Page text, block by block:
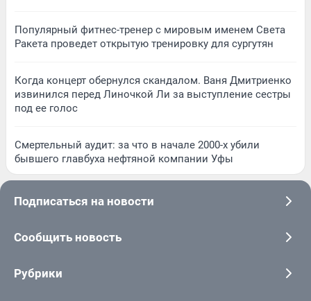
Популярный фитнес-тренер с мировым именем Света
Ракета проведет открытую тренировку для сургутян
Когда концерт обернулся скандалом. Ваня Дмитриенко
извинился перед Линочкой Ли за выступление сестры
под ее голос
Смертельный аудит: за что в начале 2000-х убили
бывшего главбуха нефтяной компании Уфы
Подписаться на новости
Сообщить новость
Рубрики